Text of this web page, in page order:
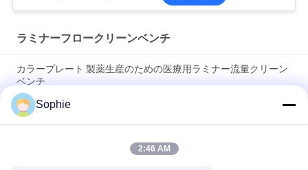
ラミナーフロークリーンベンチ
カラープレート 製薬生産のための医療用ラミナー流量クリーン
ベンチ
CE認定ステンレス鋼 AC220V 電子組立のためのラミナールフロ
ー クリーンベンチ
99.99% 効率 280W 縦流量 クリーンベンチ フリースタンドスタ
Sophie
2:46 AM